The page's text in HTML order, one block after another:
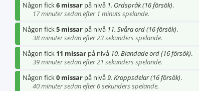
Någon fick6 missar på nivå 1. Ordspråk (16 försök).
17 minuter sedan efter 1 minuts spelande.
Någon fick5 missar på nivå 11. Svåra ord (16 försök).
38 minuter sedan efter 23 sekunders spelande.
Någon fick 11 missar på nivå 10. Blandade ord (16 försök).
39 minuter sedan efter 21 sekunders spelande.
Någon fick0 missar på nivå9. Kroppsdelar (16 försök).
40 minuter sedan efter 6 sekunders spelande.